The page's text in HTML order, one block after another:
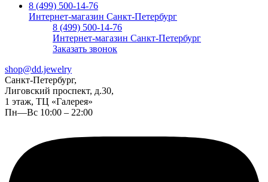
8 (499) 500-14-76
Интернет-магазин Санкт-Петербург
8 (499) 500-14-76
Интернет-магазин Санкт-Петербург
Заказать звонок
shop@dd.jewelry
Санкт-Петербург,
Лиговский проспект, д.30,
1 этаж, ТЦ «Галерея»
Пн—Вс 10:00 – 22:00